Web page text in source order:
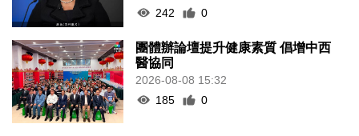
242
0
團體辦論壇提升健康素質 倡增中西
醫協同
2026-08-08 15:32
185
0